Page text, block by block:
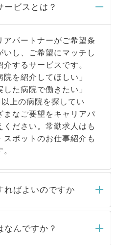
ービスとは？
アパートナーがご希望条
いし、ご希望にマッチし
するサービスです。
院を紹介してほしい」
した病院で働きたい」
上の病院を探してい
まなご要望をキャリアパ
ください。常勤求人はも
スポットのお仕事紹介も
ればよいのですか
したら、弊社担当者がご
、その後メールもしくは
なんですか？